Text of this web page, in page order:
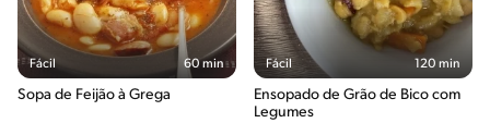
Fácil 60 min
Sopa de Feijão à Grega
Fácil 120 min
Ensopado de Grão de Bico com
Legumes